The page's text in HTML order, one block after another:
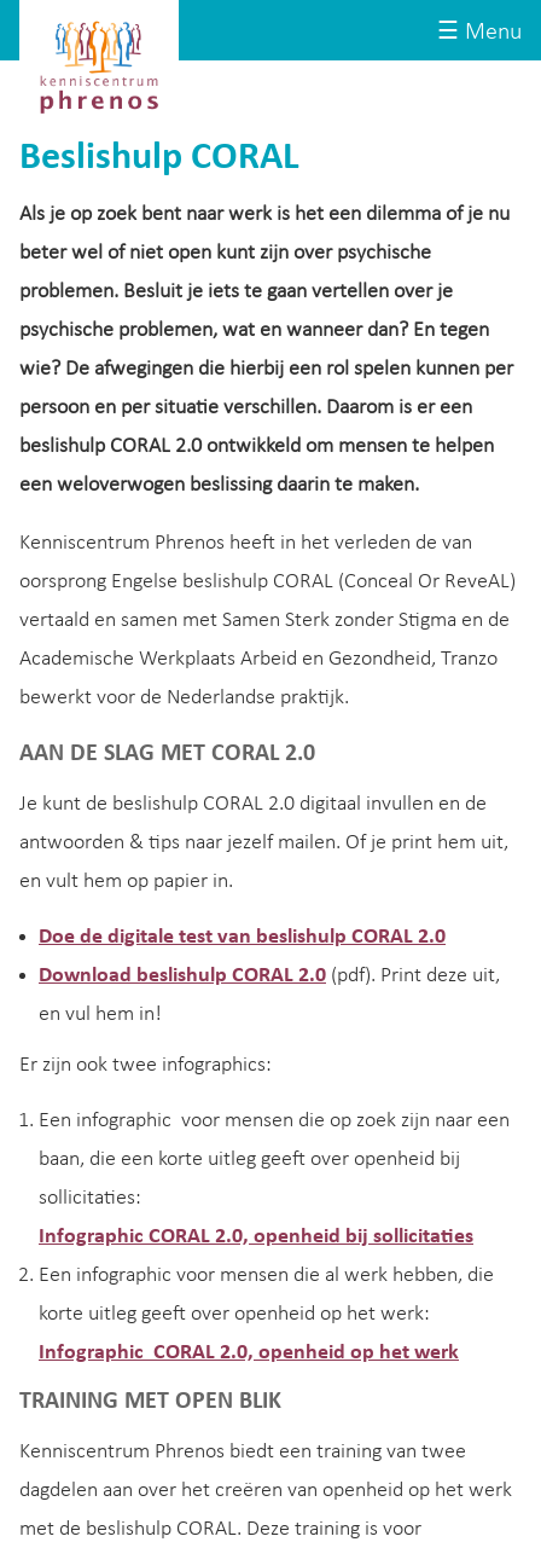
☰ Menu
Kenniscentrum
Phrenos
website
Beslishulp CORAL
Als je op zoek bent naar werk is het een dilemma of je nu
beter wel of niet open kunt zijn over psychische
problemen. Besluit je iets te gaan vertellen over je
psychische problemen, wat en wanneer dan? En tegen
wie? De afwegingen die hierbij een rol spelen kunnen per
persoon en per situatie verschillen. Daarom is er een
beslishulp CORAL 2.0 ontwikkeld om mensen te helpen
een weloverwogen beslissing daarin te maken.
Kenniscentrum Phrenos heeft in het verleden de van
oorsprong Engelse beslishulp CORAL (Conceal Or ReveAL)
vertaald en samen met Samen Sterk zonder Stigma en de
Academische Werkplaats Arbeid en Gezondheid, Tranzo
bewerkt voor de Nederlandse praktijk.
AAN DE SLAG MET CORAL 2.0
Je kunt de beslishulp CORAL 2.0 digitaal invullen en de
antwoorden & tips naar jezelf mailen. Of je print hem uit,
en vult hem op papier in.
Doe de digitale test van beslishulp CORAL 2.0
Download beslishulp CORAL 2.0 (pdf). Print deze uit,
en vul hem in!
Er zijn ook twee infographics:
Een infographic voor mensen die op zoek zijn naar een
baan, die een korte uitleg geeft over openheid bij
sollicitaties:
Infographic CORAL 2.0, openheid bij sollicitaties
Een infographic voor mensen die al werk hebben, die
korte uitleg geeft over openheid op het werk:
Infographic CORAL 2.0, openheid op het werk
TRAINING MET OPEN BLIK
Kenniscentrum Phrenos biedt een training van twee
dagdelen aan over het creëren van openheid op het werk
met de beslishulp CORAL. Deze training is voor